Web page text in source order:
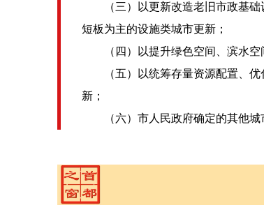
（三）以更新改造老旧市政基础
短板为主的设施类城市更新；
（四）以提升绿色空间、滨水空
（五）以统筹存量资源配置、优
新；
（六）市人民政府确定的其他城